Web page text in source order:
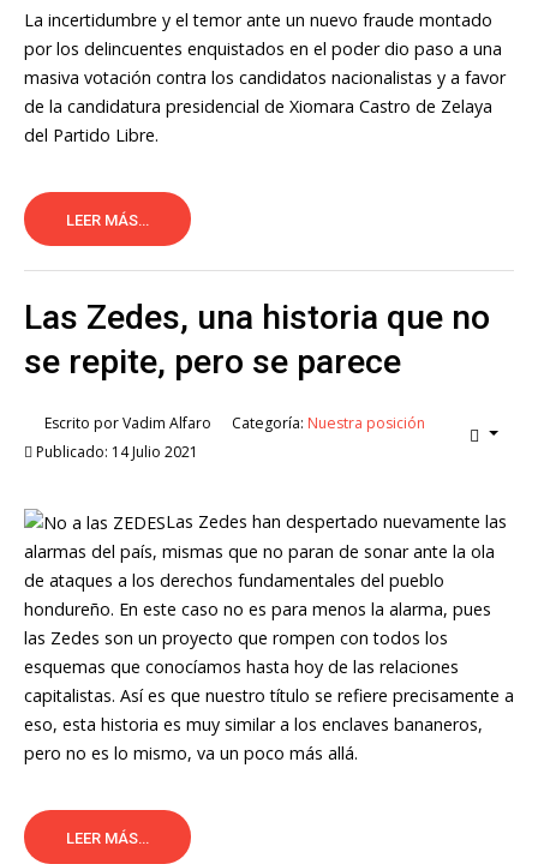
La incertidumbre y el temor ante un nuevo fraude montado
por los delincuentes enquistados en el poder dio paso a una
masiva votación contra los candidatos nacionalistas y a favor
de la candidatura presidencial de Xiomara Castro de Zelaya
del Partido Libre.
LEER MÁS...
Las Zedes, una historia que no
se repite, pero se parece
Escrito porVadim Alfaro Categoría: Nuestra posición
Publicado: 14 Julio 2021
Las Zedes han despertado nuevamente las
alarmas del país, mismas que no paran de sonar ante la ola
de ataques a los derechos fundamentales del pueblo
hondureño. En este caso no es para menos la alarma, pues
las Zedes son un proyecto que rompen con todos los
esquemas que conocíamos hasta hoy de las relaciones
capitalistas. Así es que nuestro título se refiere precisamente a
eso, esta historia es muy similar a los enclaves bananeros,
pero no es lo mismo, va un poco más allá.
LEER MÁS...